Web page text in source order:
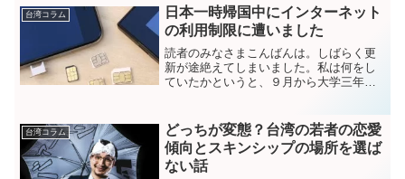
が出来るたび「日本の道路は奇麗だよね
～！台湾みたいにゴミが落...
台湾コラム
日本一時帰国中にインターネット
の利用制限に遭いました
読者のみなさまこんばんは。しばらく更
新が途絶えてしまいました。私は何をし
ていたかというと、９月から大学三年生
勤しんでおります。帰国当初はバイト先
探しからはじまっていろい...
台湾コラム
どっちが変態？台湾の若者の恋愛
傾向とスキンシップの場所を選ば
ない話